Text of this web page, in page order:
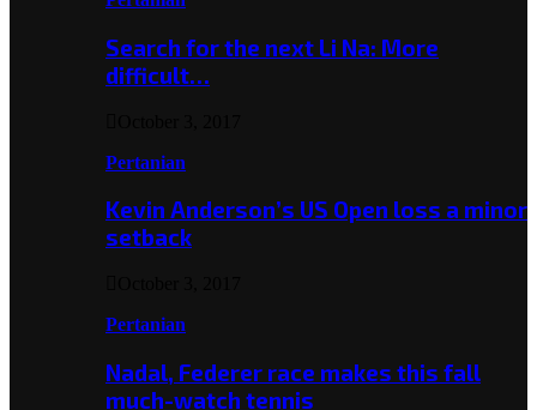
Search for the next Li Na: More
difficult…
Pertanian
Kevin Anderson’s US Open loss a minor
setback
Pertanian
Nadal, Federer race makes this fall
much-watch tennis